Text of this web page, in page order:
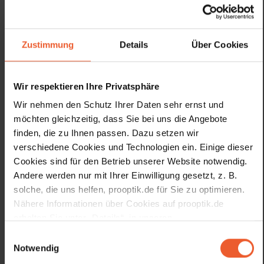
Zustimmung Details Über Cookies
Wir respektieren Ihre Privatsphäre
Wir nehmen den Schutz Ihrer Daten sehr ernst und
möchten gleichzeitig, dass Sie bei uns die Angebote
finden, die zu Ihnen passen. Dazu setzen wir
verschiedene Cookies und Technologien ein. Einige dieser
Cookies sind für den Betrieb unserer Website notwendig.
Andere werden nur mit Ihrer Einwilligung gesetzt, z. B.
solche, die uns helfen, prooptik.de für Sie zu optimieren.
Nähere Informationen über Cookies auf prooptik.de
Notwendig
Augenoptikerin
Augenoptikerin
Herr P. Huth
Augenoptiker
Frau S. Maliqi
Auszubildende